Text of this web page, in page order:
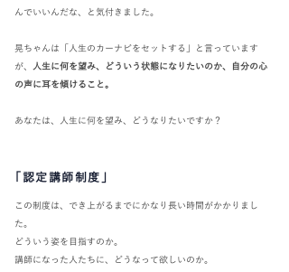
んでいいんだな、と気付きました。
晃ちゃんは「人生のカーナビをセットする」と言っています
が、
人生に何を望み、どういう状態になりたいのか、自分の心
の声に耳を傾けること。
あなたは、人生に何を望み、どうなりたいですか？
「認定講師制度」
この制度は、でき上がるまでにかなり長い時間がかかりまし
た。
どういう姿を目指すのか。
講師になった人たちに、どうなって欲しいのか。